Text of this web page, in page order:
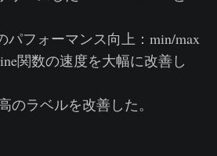
フォーマンス向上：min/max
関数の速度を大幅に改善し
のラベルを改善した。